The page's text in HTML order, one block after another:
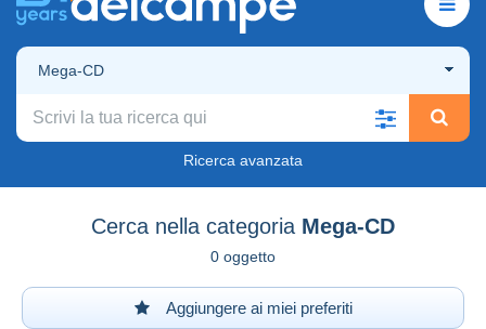
Mega-CD
Ricerca avanzata
Cerca nella categoria Mega-CD
0 oggetto
Aggiungere ai miei preferiti